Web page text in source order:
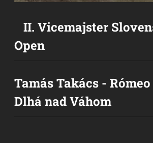
II. Vicemajster
Open
Tamás Takács -
Dlhá nad Váhom